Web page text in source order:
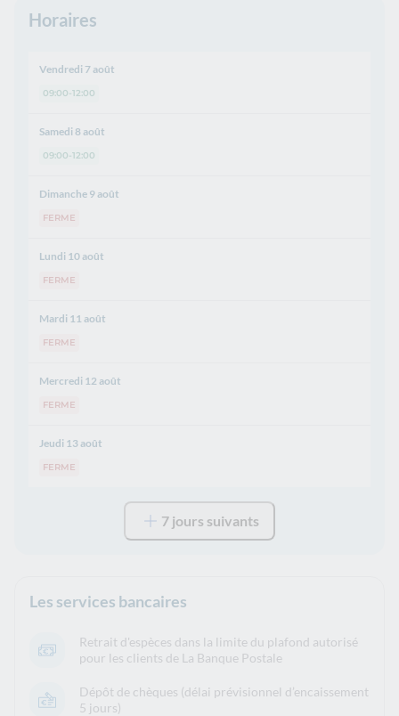
Horaires
Vendredi 7 août
09:00-12:00
Samedi 8 août
09:00-12:00
Dimanche 9 août
FERME
Lundi 10 août
FERME
Mardi 11 août
FERME
Mercredi 12 août
FERME
Jeudi 13 août
FERME
7 jours suivants
Les services bancaires
Retrait d'espèces dans la limite du plafond autorisé
pour les clients de La Banque Postale
Dépôt de chèques (délai prévisionnel d’encaissement
5 jours)